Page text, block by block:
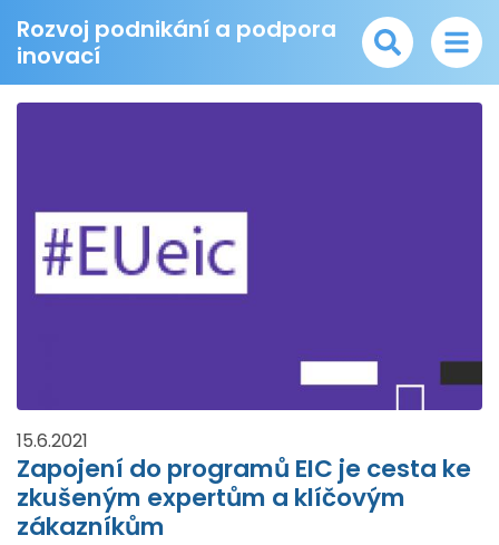
Rozvoj podnikání a podpora
inovací
15.6.2021
Zapojení do programů EIC je cesta ke
zkušeným expertům a klíčovým
zákazníkům